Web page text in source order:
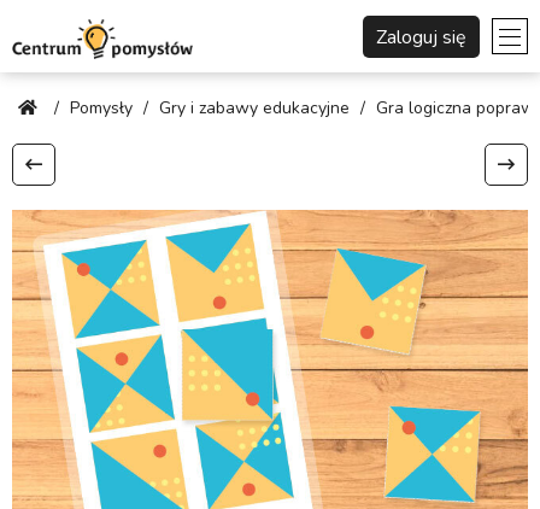
Zaloguj się
/ Pomysły / Gry i zabawy edukacyjne / Gra logiczna